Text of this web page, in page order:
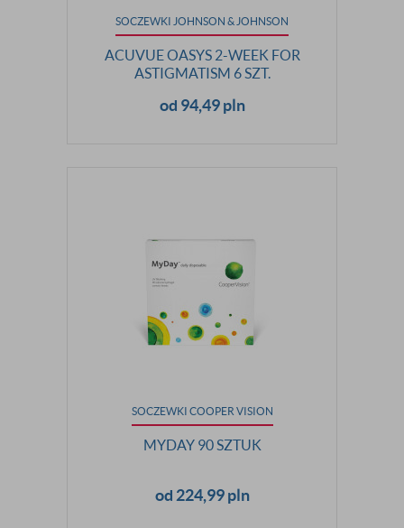
SOCZEWKI JOHNSON & JOHNSON
ACUVUE OASYS 2-WEEK FOR
ASTIGMATISM 6 SZT.
od 94,49 pln
SOCZEWKI COOPER VISION
MYDAY 90 SZTUK
od 224,99 pln